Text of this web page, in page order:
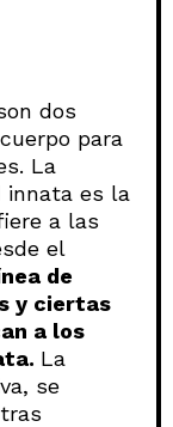
dos
para
La
innata es la
a las
el
de
y ciertas
a los
La
se